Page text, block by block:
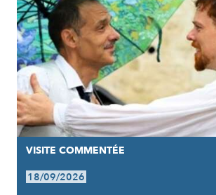
VISITE COMMENTÉE
18/09/2026